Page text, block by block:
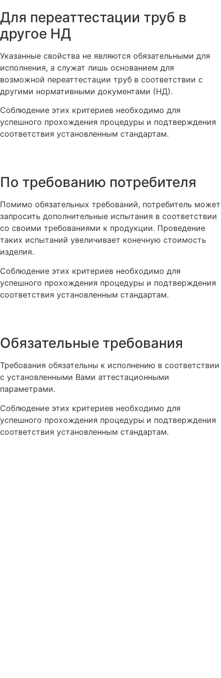
Для переаттестации труб в
другое НД
Указанные свойства не являются обязательными для
исполнения, а служат лишь основанием для
возможной переаттестации труб в соответствии с
другими нормативными документами (НД).
Соблюдение этих критериев необходимо для
успешного прохождения процедуры и подтверждения
соответствия установленным стандартам.
По требованию потребителя
Помимо обязательных требований, потребитель может
запросить дополнительные испытания в соответствии
со своими требованиями к продукции. Проведение
таких испытаний увеличивает конечную стоимость
изделия.
Соблюдение этих критериев необходимо для
успешного прохождения процедуры и подтверждения
соответствия установленным стандартам.
Обязательные требования
Требования обязательны к исполнению в соответствии
с установленными Вами аттестационными
параметрами.
Соблюдение этих критериев необходимо для
успешного прохождения процедуры и подтверждения
соответствия установленным стандартам.